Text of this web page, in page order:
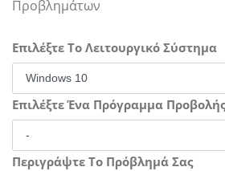
Προβλημάτων
Επιλέξτε Το Λειτουργικό Σύστημα
Επιλέξτε Ένα Πρόγραμμα
Περιγράψτε Το Πρόβλημά Σας